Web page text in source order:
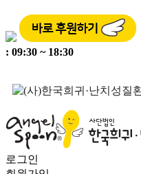
: 09:30 ~ 18:30
로그인